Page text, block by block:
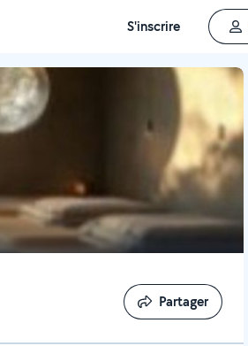
S'inscrire
Partager
Partager